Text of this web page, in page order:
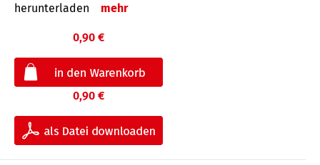
herunterladen
mehr
0,90 €
0,90 €